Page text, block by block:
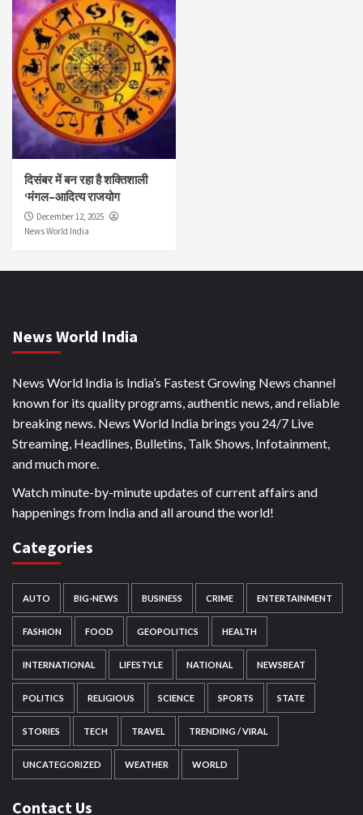
दिसंबर में बन रहा है शक्तिशाली
‘मंगल–आदित्य राजयोग
December 12, 2025
News World India
News World India
News World India is India’s Fastest Growing News channel
known for its quality programs, authentic news, and reliable
breaking news. News World India brings you 24/7 Live
Streaming, Headlines, Bulletins, Talk Shows, Infotainment,
and much more.
Watch minute-by-minute updates of current affairs and
happenings from India and all around the world!
Categories
AUTO BIG-NEWS BUSINESS CRIME ENTERTAINMENT
FASHION FOOD GEOPOLITICS HEALTH
INTERNATIONAL LIFESTYLE NATIONAL NEWSBEAT
POLITICS RELIGIOUS SCIENCE SPORTS STATE
STORIES TECH TRAVEL TRENDING / VIRAL
UNCATEGORIZED WEATHER WORLD
Contact Us